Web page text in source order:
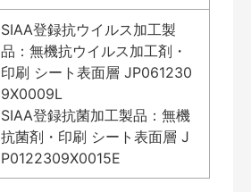
SIAA登録抗ウイルス加工製
品：無機抗ウイルス加工剤・
印刷 シート表面層 JP061230
9X0009L
SIAA登録抗菌加工製品：無機
抗菌剤・印刷 シート表面層 J
P0122309X0015E